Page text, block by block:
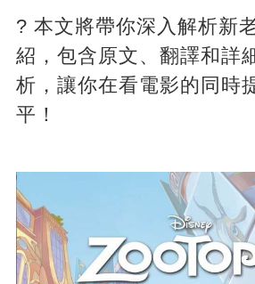
? 本文將帶你深入解析新
紹，包含原文、翻譯和詳
析，讓你在看電影的同時
平！